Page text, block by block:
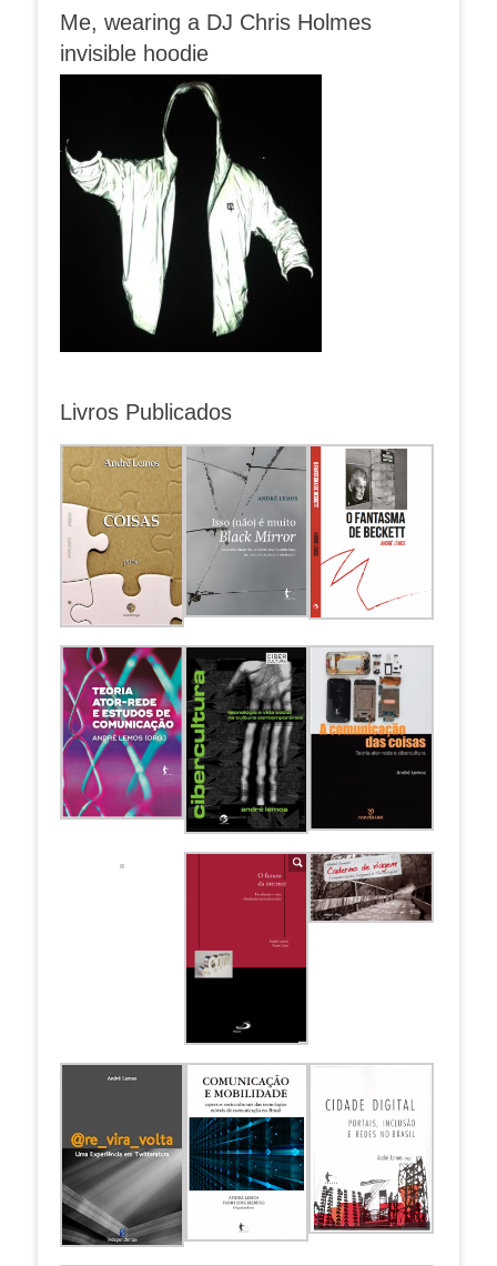
Me, wearing a DJ Chris Holmes
invisible hoodie
Livros Publicados